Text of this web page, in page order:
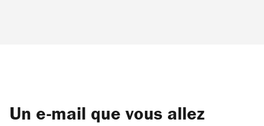
Un e-mail que vous allez